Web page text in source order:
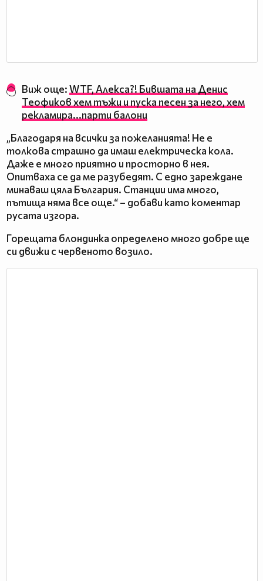
Виж още:WTF, Алекса?! Бившата на Денис
Теофиков хем тъжи и пуска песен за него, хем
рекламира...парти балони
„Благодаря на всички за пожеланията! Не е
толкова страшно да имаш електрическа кола.
Даже е много приятно и просторно в нея.
Опитваха се да ме разубедят. С едно зареждане
минаваш цяла България. Станции има много,
пътища няма все още.“ – добави като коментар
русата изгора.
Горещата блондинка определено много добре ще
си движи с червеното возило.